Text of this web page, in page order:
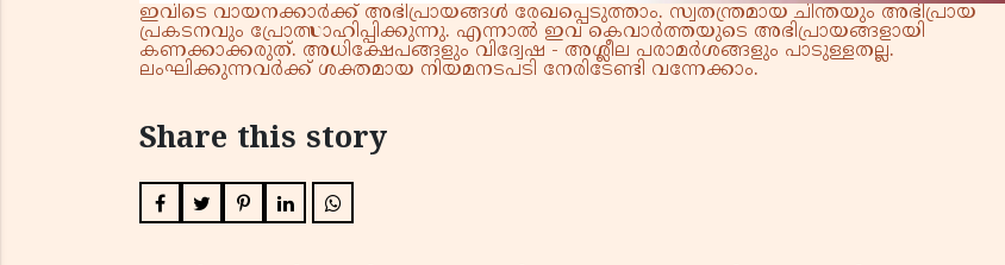
ഇവിടെ വായനക്കാർക്ക് അഭിപ്രായങ്ങൾ രേഖപ്പെടുത്താം. സ്വതന്ത്രമായ ചിന്തയും അഭിപ്രായ
പ്രകടനവും പ്രോത്സാഹിപ്പിക്കുന്നു. എന്നാൽ ഇവ കെവാർത്തയുടെ അഭിപ്രായങ്ങളായി
കണക്കാക്കരുത്. അധിക്ഷേപങ്ങളും വിദ്വേഷ - അശ്ലീല പരാമർശങ്ങളും പാടുള്ളതല്ല.
ലംഘിക്കുന്നവർക്ക് ശക്തമായ നിയമനടപടി നേരിടേണ്ടി വന്നേക്കാം.
Share this story